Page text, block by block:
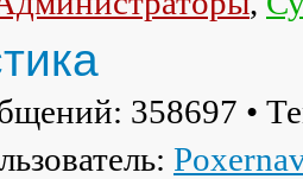
358697 •